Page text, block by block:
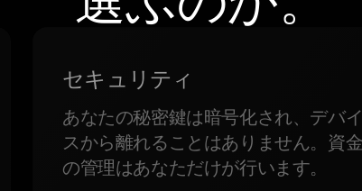
セキュリティ
あなたの秘密鍵は暗号化され、デバイ
スから離れることはありません。資金
の管理はあなただけが行います。